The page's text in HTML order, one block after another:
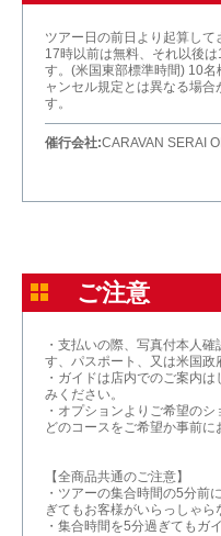
ツアー日の前日より起算し
17時以前は無料、それ以後
す。(米国東部標準時間) 10
ャンセル規定とは異なる場
す。
催行会社:CARAVAN SERAI
ご注意
・支払いの際、写真付本人
す、パスポート、又は米国政
・ガイドは店内でのご案内
みください。
・オプションよりご希望の
どのコースをご希望か事前に
【全商品共通のご注意】
・ツアーの集合時間の5分前
ぎてもお客様がいらっしゃら
・集合時間を5分過ぎてもガ